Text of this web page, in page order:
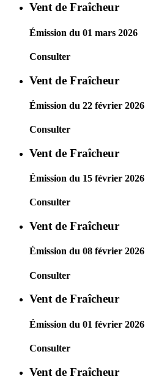
Vent de Fraîcheur
Émission du 01 mars 2026
Consulter
Vent de Fraîcheur
Émission du 22 février 2026
Consulter
Vent de Fraîcheur
Émission du 15 février 2026
Consulter
Vent de Fraîcheur
Émission du 08 février 2026
Consulter
Vent de Fraîcheur
Émission du 01 février 2026
Consulter
Vent de Fraîcheur